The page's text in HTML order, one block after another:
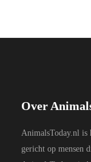
Over
AnimalsToday.nl is
gericht op mensen